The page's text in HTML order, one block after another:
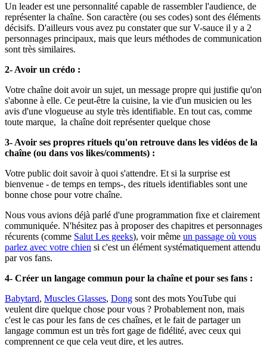
Un leader est une personnalité capable de rassembler l'audience, de
représenter la chaîne. Son caractère (ou ses codes) sont des éléments
décisifs. D'ailleurs vous avez pu constater que sur V-sauce il y a 2
personnages principaux, mais que leurs méthodes de communication
sont très similaires.
2- Avoir un crédo :
Votre chaîne doit avoir un sujet, un message propre qui justifie qu'on
s'abonne à elle. Ce peut-être la cuisine, la vie d'un musicien ou les
avis d'une vlogueuse au style très identifiable. En tout cas, comme
toute marque, la chaîne doit représenter quelque chose
3- Avoir ses propres rituels qu'on retrouve dans les vidéos de la
chaîne (ou dans vos likes/comments) :
Votre public doit savoir à quoi s'attendre. Et si la surprise est
bienvenue - de temps en temps-, des rituels identifiables sont une
bonne chose pour votre chaîne.
Nous vous avions déjà parlé d'une programmation fixe et clairement
communiquée. N'hésitez pas à proposer des chapitres et personnages
récurents (comme Salut Les geeks), voir même un passage où vous
parlez avec votre chien si c'est un élément systématiquement attendu
par vos fans.
4- Créer un langage commun pour la chaîne et pour ses fans :
Babytard, Muscles Glasses, Dong sont des mots YouTube qui
veulent dire quelque chose pour vous ? Probablement non, mais
c'est le cas pour les fans de ces chaînes, et le fait de partager un
langage commun est un très fort gage de fidélité, avec ceux qui
comprennent ce que cela veut dire, et les autres.